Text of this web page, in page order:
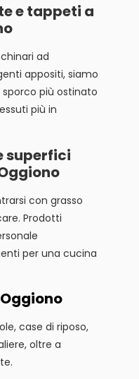
e tappeti a
ad
appositi, siamo
più ostinato
più in
superfici
con grasso
Prodotti
per una cucina
case di riposo,
oltre a